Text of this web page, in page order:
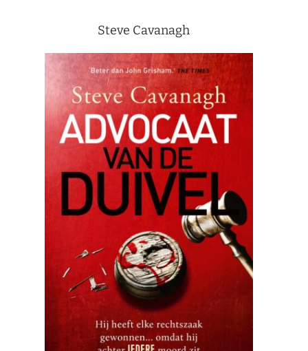
Steve Cavanagh